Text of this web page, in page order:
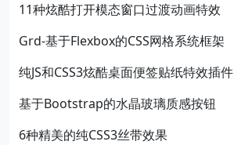
11种炫酷打开模态窗口过渡动画特效
Grd-基于Flexbox的CSS网格系统框架
纯JS和CSS3炫酷桌面便签贴纸特效插件
基于Bootstrap的水晶玻璃质感按钮
6种精美的纯CSS3丝带效果